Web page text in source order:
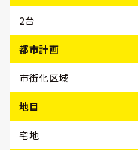
2台
都市計画
市街化区域
地目
宅地